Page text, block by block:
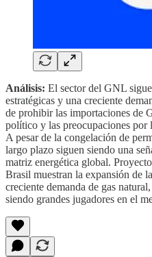
Análisis: El sector del GNL
estratégicas y una creciente
de prohibir las importaciones de
político y las preocupaciones por
A pesar de la congelación de
largo plazo siguen siendo una
matriz energética global.
Brasil muestran la expansión de
creciente demanda de gas
siendo grandes jugadores en el